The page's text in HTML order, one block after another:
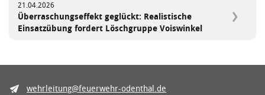
21.04.2026
Überraschungseffekt geglückt: Realistische
Einsatzübung fordert Löschgruppe Voiswinkel
wehrleitung@feuerwehr-odenthal.de